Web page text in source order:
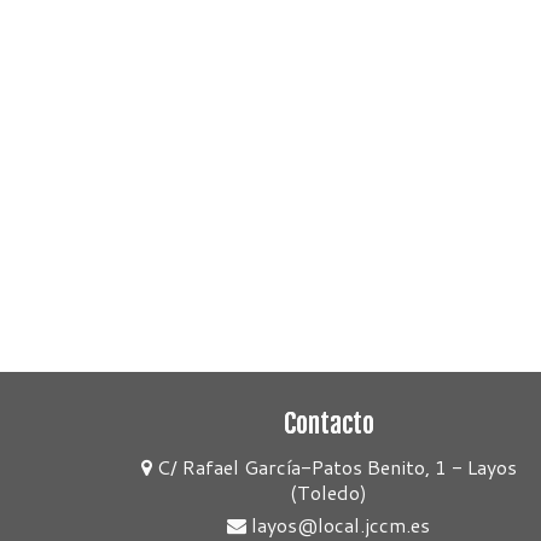
Contacto
C/ Rafael García-Patos Benito, 1 - Layos
(Toledo)
layos@local.jccm.es